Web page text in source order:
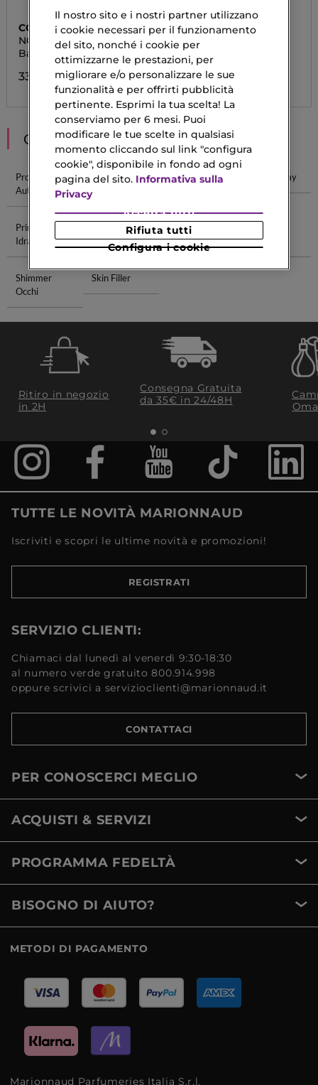
COLLISTAR
NOT-NOT ORDINARY
TREATMENT
Base Opacizzante
33,90 €
COLLISTAR
NOT-NOT ORDINARY
TREATMENT
Base Illuminante
23,73 €
CONSIGLIATI PER TE
Profumi Per
Auto
Primer Ciglia
Primer
Primer Spray
Primer
Idratante
Balsamo Per
Lisci
Olio
Abbronzante
Gloss
Shimmer
Occhi
Skin Filler
Ritiro in negozio
in 2H
Consegna Gratuita
da 35€​ in 24/48H
TUTTE LE NOVITÀ MARIONNAUD
Iscriviti e scopri le ultime novità e promozioni!
REGISTRATI
SERVIZIO CLIENTI:
Chiamaci dal lunedì al venerdì 9:30-18:30
al numero verde gratuito 800.914.998
oppure scrivici a servizioclienti@marionnaud.it
CONTATTACI
PER CONOSCERCI MEGLIO
ACQUISTI & SERVIZI
PROGRAMMA FEDELTÀ
BISOGNO DI AIUTO?
METODI DI PAGAMENTO
Marionnaud Parfumeries Italia S.r.l.
Il nostro sito e i nostri partner utilizzano
i cookie necessari per il funzionamento
del sito, nonché i cookie per
ottimizzarne le prestazioni, per
migliorare e/o personalizzare le sue
funzionalità e per offrirti pubblicità
pertinente. Esprimi la tua scelta! La
conserviamo per 6 mesi. Puoi
modificare le tue scelte in qualsiasi
momento cliccando sul link "configura
cookie", disponibile in fondo ad ogni
pagina del sito. Informativa sulla
Privacy
Configura i cookie
Rifiuta tutti
Accetta tutti